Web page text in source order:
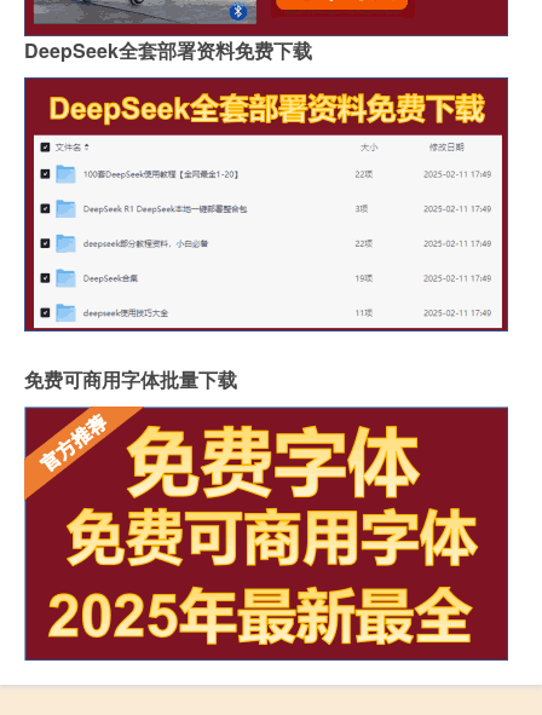
DeepSeek全套部署资料免费下载
免费可商用字体批量下载